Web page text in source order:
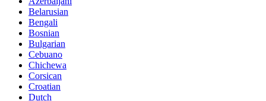
Belarusian
Bengali
Bosnian
Bulgarian
Cebuano
Chichewa
Corsican
Croatian
Dutch